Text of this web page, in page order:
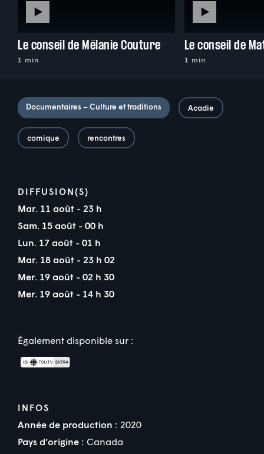
Le conseil de Mélanie Couture
1 min
Le conseil de
1 min
Documentaires – Culture et traditions Acadie
comique rencontres
DIFFUSION(S)
Mar. 11 août - 23 h
Sam. 15 août - 00 h
Lun. 17 août - 01 h
Mar. 18 août - 23 h 02
Mer. 19 août - 02 h 30
Mer. 19 août - 14 h 30
Également disponible sur :
INFOS
Année de production : 2020
Pays d’origine : Canada